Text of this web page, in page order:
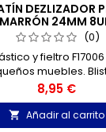
DEZLIZADOR
MARRÓN 24MM
(0)
y fieltro
muebles.
Precio
8,95 €
 Añadir al carrito